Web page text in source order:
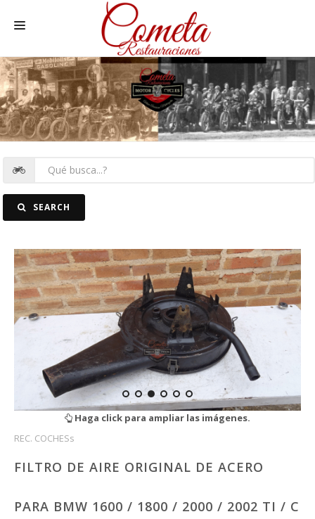
HOME
MOTOS NACIONALES Y OTRAS
REC. MOTOS
FOTOSSEARCH
Haga click para ampliar las imágenes.
REC. COCHESs
FILTRO DE AIRE ORIGINAL DE ACERO
PARA BMW 1600 / 1800 / 2000 / 2002 TI / C